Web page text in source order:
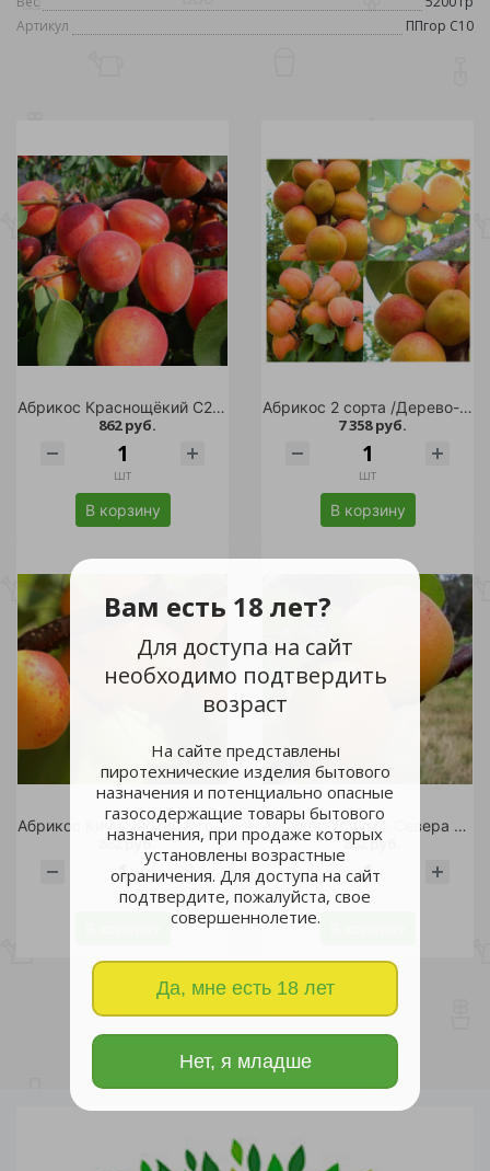
Вам есть 18 лет?
Для доступа на сайт
необходимо подтвердить
возраст
На сайте представлены
пиротехнические изделия бытового
назначения и потенциально опасные
газосодержащие товары бытового
назначения, при продаже которых
установлены возрастные
ограничения. Для доступа на сайт
подтвердите, пожалуйста, свое
совершеннолетие.
Да, мне есть 18 лет
Нет, я младше
Артикул
ППгор С10
Абрикос Краснощёкий C2 1шт
862 руб.
шт
В корзину
Абрикос 2 сорта /Дерево-сад Алеша+Чемпион Севера С10 1шт
7 358 руб.
шт
В корзину
Абрикос Кичигинский в горшке С2 1шт
862 руб.
шт
Абрикос Триумф Севера C2 1шт
862 руб.
шт